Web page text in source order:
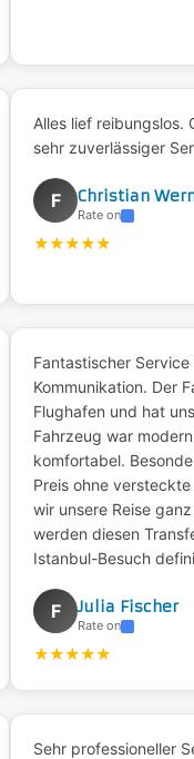
Alles lief reibungslos.
sehr zuverlässiger
F Christian
Rate on
★★★★★
Fantastischer
Kommunikation. Der
Flughafen und hat
Fahrzeug war
komfortabel.
Preis ohne
wir unsere Reise
werden diesen
Istanbul-Besuch
F Julia Fischer
Rate on
★★★★★
Sehr professioneller